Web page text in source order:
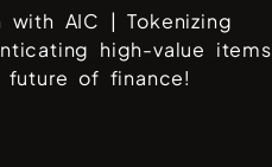
with AIC | Tokenizing
high-value items
of finance!